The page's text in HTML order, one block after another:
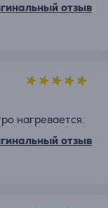
отзыв
нагревается.
отзыв